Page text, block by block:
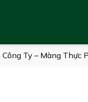
Ty – Màng Thực